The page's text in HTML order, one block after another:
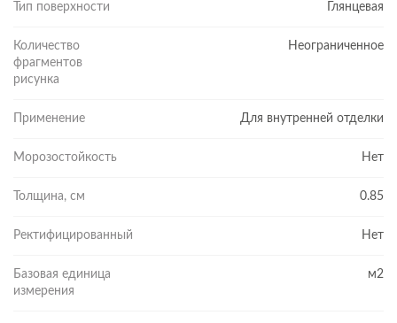
Тип поверхности Глянцевая
Количество
фрагментов
рисунка
Неограниченное
Применение Для внутренней отделки
Морозостойкость Нет
Толщина, см 0.85
Ректифицированный Нет
Базовая единица
измерения
м2